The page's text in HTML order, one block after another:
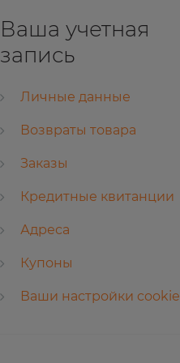
Ваша учетная
запись
Личные данные
Возвраты товара
Заказы
Кредитные квитанции
Адреса
Купоны
Ваши настройки cookie